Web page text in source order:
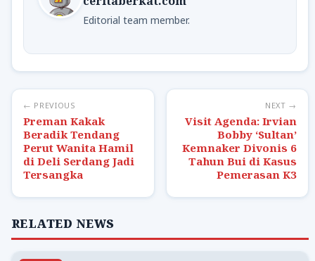
Editorial team member.
← PREVIOUS
Preman Kakak
Beradik Tendang
Perut Wanita Hamil
di Deli Serdang Jadi
Tersangka
NEXT →
Visit Agenda: Irvian
Bobby ‘Sultan’
Kemnaker Divonis 6
Tahun Bui di Kasus
Pemerasan K3
RELATED NEWS